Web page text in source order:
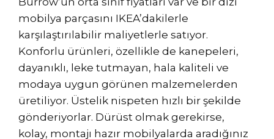
mobilya parçasını IKEA’dakilerle
karşılaştırılabilir maliyetlerle satıyor.
Konforlu ürünleri, özellikle de kanepeleri,
dayanıklı, leke tutmayan, hala kaliteli ve
modaya uygun görünen malzemelerden
üretiliyor. Üstelik nispeten hızlı bir şekilde
gönderiyorlar. Dürüst olmak gerekirse,
kolay, montajı hazır mobilyalarda aradığınız